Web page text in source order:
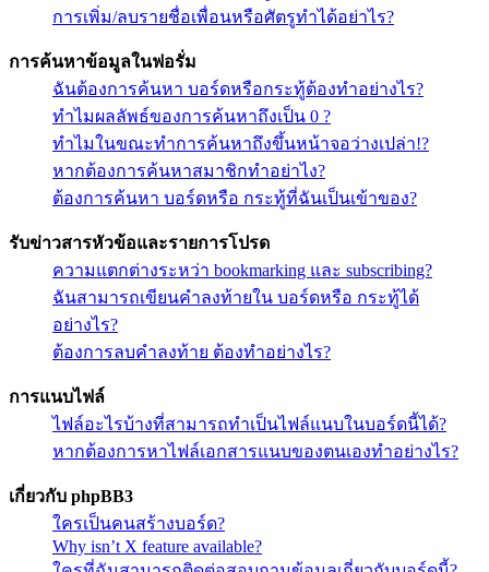
การเพิ่ม/ลบรายชื่อเพื่อนหรือศัตรูทำได้อย่าไร?
การค้นหาข้อมูลในฟอรั่ม
ฉันต้องการค้นหา บอร์ดหรือกระทู้ต้องทำอย่างไร?
ทำไมผลลัพธ์ของการค้นหาถึงเป็น 0 ?
ทำไมในขณะทำการค้นหาถึงขึ้นหน้าจอว่างเปล่า!?
หากต้องการค้นหาสมาชิกทำอย่าไง?
ต้องการค้นหา บอร์ดหรือ กระทู้ที่ฉันเป็นเข้าของ?
รับข่าวสารหัวข้อและรายการโปรด
ความแตกต่างระหว่า bookmarking และ subscribing?
ฉันสามารถเขียนคำลงท้ายใน บอร์ดหรือ กระทู้ได้
อย่างไร?
ต้องการลบคำลงท้าย ต้องทำอย่างไร?
การแนบไฟล์
ไฟล์อะไรบ้างที่สามารถทำเป็นไฟล์แนบในบอร์ดนี้ได้?
หากต้องการหาไฟล์เอกสารแนบของตนเองทำอย่างไร?
เกี่ยวกับ phpBB3
ใครเป็นคนสร้างบอร์ด?
Why isn’t X feature available?